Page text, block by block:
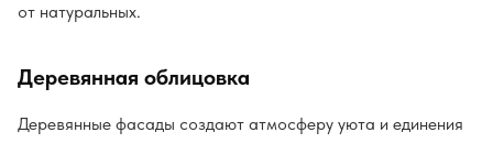
от натуральных.
Деревянная облицовка
Деревянные фасады создают атмосферу уюта и единения